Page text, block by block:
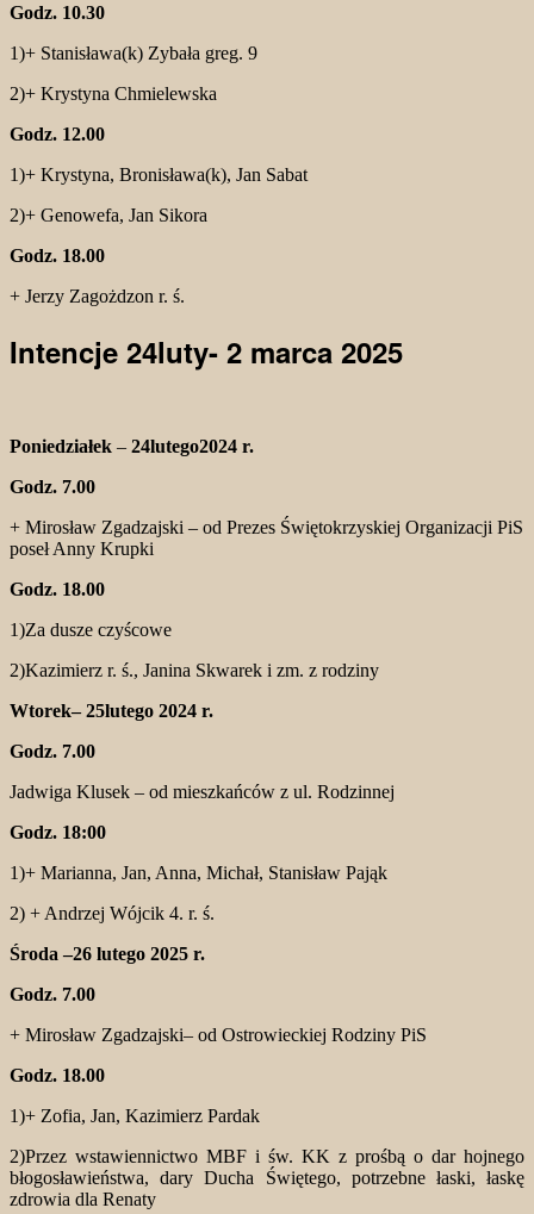
Godz. 10.30
1)+ Stanisława(k) Zybała greg. 9
2)+ Krystyna Chmielewska
Godz. 12.00
1)+ Krystyna, Bronisława(k), Jan Sabat
2)+ Genowefa, Jan Sikora
Godz. 18.00
+ Jerzy Zagożdzon r. ś.
Intencje 24luty- 2 marca 2025
Poniedziałek – 24lutego2024 r.
Godz. 7.00
+ Mirosław Zgadzajski – od Prezes Świętokrzyskiej Organizacji PiS
poseł Anny Krupki
Godz. 18.00
1)Za dusze czyścowe
2)Kazimierz r. ś., Janina Skwarek i zm. z rodziny
Wtorek– 25lutego 2024 r.
Godz. 7.00
Jadwiga Klusek – od mieszkańców z ul. Rodzinnej
Godz. 18:00
1)+ Marianna, Jan, Anna, Michał, Stanisław Pająk
2) + Andrzej Wójcik 4. r. ś.
Środa –26 lutego 2025 r.
Godz. 7.00
+ Mirosław Zgadzajski– od Ostrowieckiej Rodziny PiS
Godz. 18.00
1)+ Zofia, Jan, Kazimierz Pardak
2)Przez wstawiennictwo MBF i św. KK z prośbą o dar hojnego
błogosławieństwa, dary Ducha Świętego, potrzebne łaski, łaskę
zdrowia dla Renaty